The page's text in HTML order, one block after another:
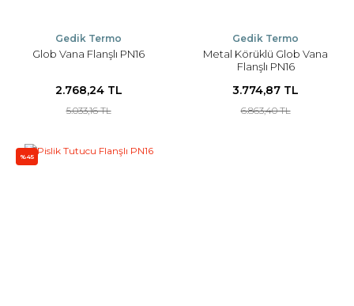
Gedik Termo
Glob Vana Flanşlı PN16
2.768,24 TL
5.033,16 TL
Gedik Termo
Metal Körüklü Glob Vana
Flanşlı PN16
3.774,87 TL
6.863,40 TL
%45